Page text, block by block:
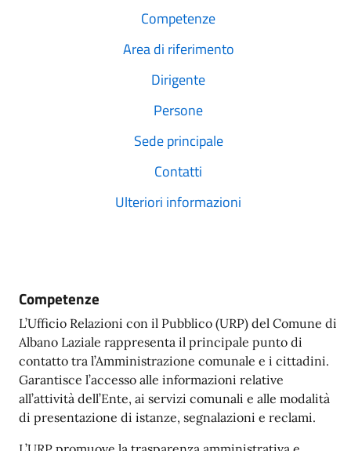
Competenze
Area di riferimento
Dirigente
Persone
Sede principale
Contatti
Ulteriori informazioni
Competenze
L’Ufficio Relazioni con il Pubblico (URP) del Comune di
Albano Laziale rappresenta il principale punto di
contatto tra l’Amministrazione comunale e i cittadini.
Garantisce l’accesso alle informazioni relative
all’attività dell’Ente, ai servizi comunali e alle modalità
di presentazione di istanze, segnalazioni e reclami.